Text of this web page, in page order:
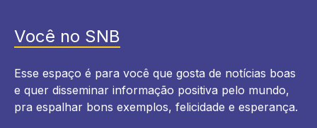
Você no SNB
Esse espaço é para você que gosta de notícias boas
e quer disseminar informação positiva pelo mundo,
pra espalhar bons exemplos, felicidade e esperança.